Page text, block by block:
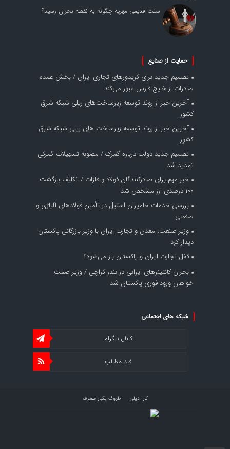
سنت قدیمی مهریه چگونه به نقطه بحران رسید؟
حمایت از صنایع
تصمیم جدید برای کریدورهای تجاری ایران / بخش عمده
صادرات از خلیج فارس عبور می‌کند
آخرین خبر از روند توسعه زیرساخت‌های ریلی شبکه شرق
کشور
آخرین خبر از روند توسعه زیرساخت های ریلی شبکه شرق
کشور
تصمیم جدید دولت درباره گمرک / مصوبه تسهیلات گمرکی
تمدید شد
خبر مهم برای صادرکنندگان فولاد و فلزات / تکلیف بازگشت
۱۰۰ درصدی ارز مشخص شد
بررسی خدمات حامیران استیل در تأمین فولادهای آلیاژی و
صنعتی
وزیر صنعت، معدن و تجارت ایران با وزیر بازرگانی پاکستان
دیدار کرد
قفل تجارت ایران و پاکستان باز می‌شود؟
بحران کانتینر‌های ایرانی در بندر کراچی / وزیر صمت
خواهان ورود فوری پاکستان شد
شبکه های اجتماعی
کانال تلگرام
فید مطالب
کارا دیلی ظروف یکبار مصرف